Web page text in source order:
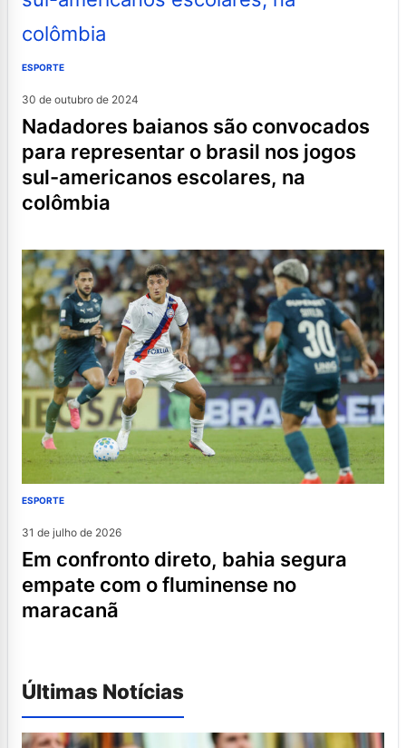
ESPORTE
30 de outubro de 2024
nadadores baianos são convocados
para representar o brasil nos jogos
sul-americanos escolares, na
colômbia
ESPORTE
31 de julho de 2026
em confronto direto, bahia segura
empate com o fluminense no
maracanã
Últimas Notícias